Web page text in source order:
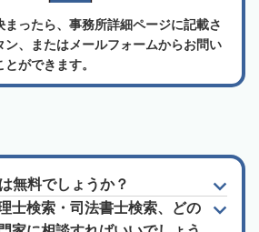
ったら、事務所詳細ページに記載さ
ン、またはメールフォームからお問い
ができます。
無料でしょうか？
士検索・司法書士検索、どの